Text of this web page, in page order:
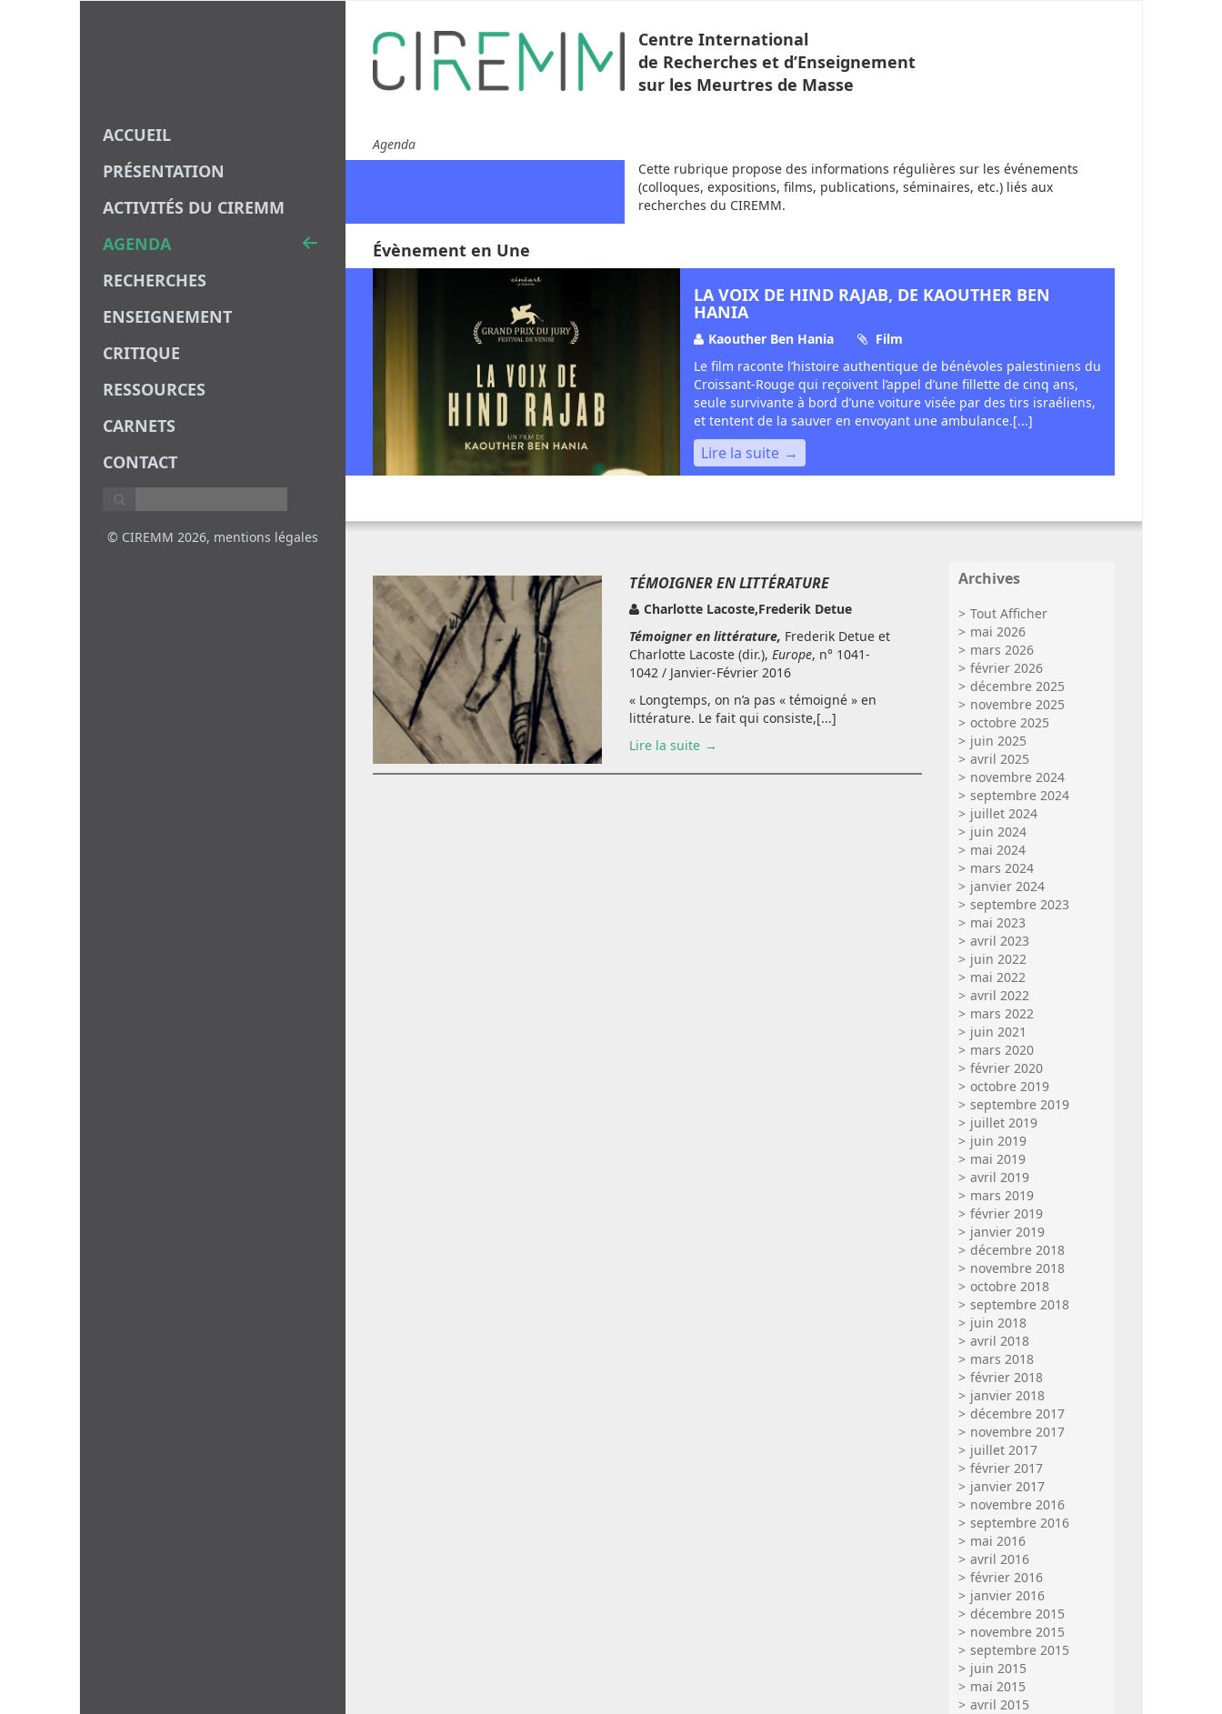
ACCUEIL
PRÉSENTATION
ACTIVITÉS DU CIREMM
AGENDA
RECHERCHES
ENSEIGNEMENT
CRITIQUE
RESSOURCES
CARNETS
CONTACT
© CIREMM 2026, mentions légales
Centre International
de Recherches et d’Enseignement
sur les Meurtres de Masse
Agenda
Cette rubrique propose des informations régulières sur les événements
(colloques, expositions, films, publications, séminaires, etc.) liés aux
recherches du CIREMM.
Évènement en Une
LA VOIX DE HIND RAJAB, DE KAOUTHER BEN
HANIA
Kaouther Ben Hania
Film
Le film raconte l’histoire authentique de bénévoles palestiniens du
Croissant-Rouge qui reçoivent l’appel d’une fillette de cinq ans,
seule survivante à bord d’une voiture visée par des tirs israéliens,
et tentent de la sauver en envoyant une ambulance.[...]
Lire la suite
TÉMOIGNER EN LITTÉRATURE
Charlotte Lacoste,Frederik Detue
Témoigner en littérature, Frederik Detue et
Charlotte Lacoste (dir.), Europe, n° 1041-
1042 / Janvier-Février 2016
« Longtemps, on n’a pas « témoigné » en
littérature. Le fait qui consiste,[...]
Lire la suite
Archives
Tout Afficher
mai 2026
mars 2026
février 2026
décembre 2025
novembre 2025
octobre 2025
juin 2025
avril 2025
novembre 2024
septembre 2024
juillet 2024
juin 2024
mai 2024
mars 2024
janvier 2024
septembre 2023
mai 2023
avril 2023
juin 2022
mai 2022
avril 2022
mars 2022
juin 2021
mars 2020
février 2020
octobre 2019
septembre 2019
juillet 2019
juin 2019
mai 2019
avril 2019
mars 2019
février 2019
janvier 2019
décembre 2018
novembre 2018
octobre 2018
septembre 2018
juin 2018
avril 2018
mars 2018
février 2018
janvier 2018
décembre 2017
novembre 2017
juillet 2017
février 2017
janvier 2017
novembre 2016
septembre 2016
mai 2016
avril 2016
février 2016
janvier 2016
décembre 2015
novembre 2015
septembre 2015
juin 2015
mai 2015
avril 2015